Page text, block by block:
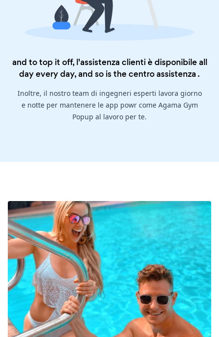
and to top it off, l'assistenza clienti è disponibile all
day every day, and so is thecentro assistenza .
Inoltre, il nostro team di ingegneri esperti lavora giorno
e notte per mantenere le app powr come Agama Gym
Popup al lavoro per te.